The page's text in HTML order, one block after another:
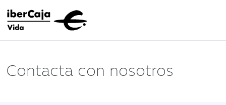
Contacta con nosotros